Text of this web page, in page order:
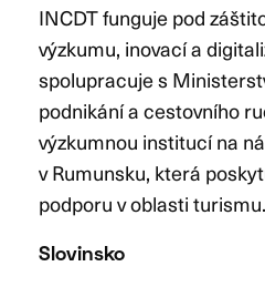
INCDT funguje pod
výzkumu, inovací a
spolupracuje s
podnikání a cestovního
výzkumnou institucí na
v Rumunsku, která
podporu v oblasti turismu.
Slovinsko